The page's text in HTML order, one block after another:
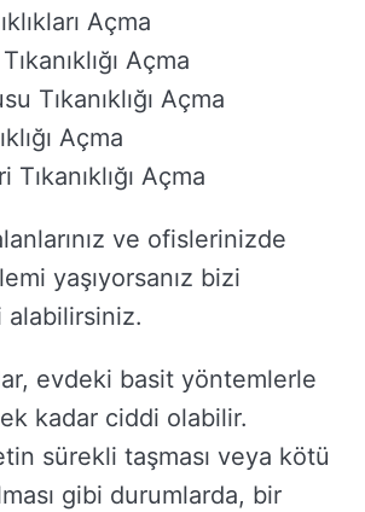
Açma
Açma
Tıkanıklığı Açma
Açma
Açma
ve ofislerinizde
yaşıyorsanız bizi
alabilirsiniz.
evdeki basit yöntemlerle
kadar ciddi olabilir.
sürekli taşması veya kötü
gibi durumlarda, bir